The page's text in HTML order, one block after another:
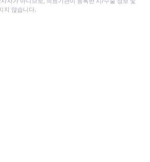
지 않습니다.